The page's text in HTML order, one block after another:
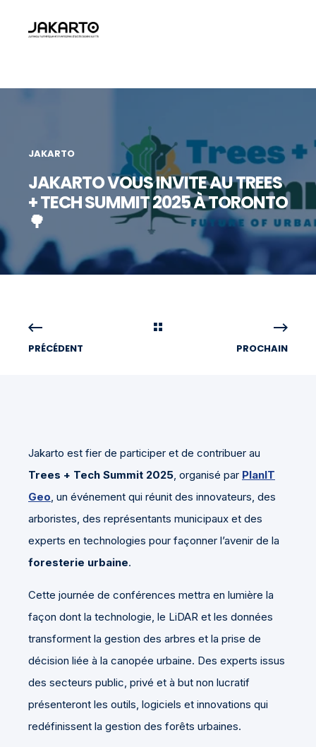
JAKARTO
JAKARTO VOUS INVITE AU TREES
+ TECH SUMMIT 2025 À TORONTO
🌳
PRÉCÉDENT PROCHAIN
Jakarto est fier de participer et de contribuer au
Trees + Tech Summit 2025 , organisé par PlanIT
Geo , un événement qui réunit des innovateurs, des
arboristes, des représentants municipaux et des
experts en technologies pour façonner l’avenir de la
foresterie urbaine.
Cette journée de conférences mettra en lumière la
façon dont la technologie, le LiDAR et les données
transforment la gestion des arbres et la prise de
décision liée à la canopée urbaine. Des experts issus
des secteurs public, privé et à but non lucratif
présenteront les outils, logiciels et innovations qui
redéfinissent la gestion des forêts urbaines.